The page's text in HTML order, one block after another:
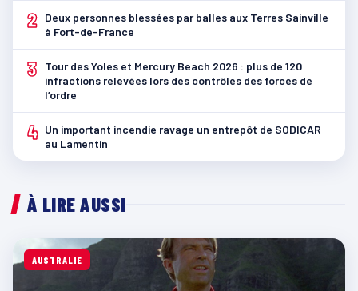
2
Deux personnes blessées par balles aux Terres Sainville
à Fort-de-France
3
Tour des Yoles et Mercury Beach 2026 : plus de 120
infractions relevées lors des contrôles des forces de
l’ordre
4 Un important incendie ravage un entrepôt de SODICAR
au Lamentin
À LIRE AUSSI
AUSTRALIE